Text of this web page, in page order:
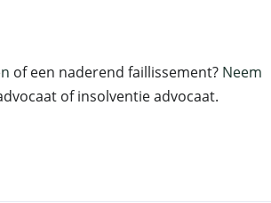
of een naderend faillissement? Neem
of insolventie advocaat.